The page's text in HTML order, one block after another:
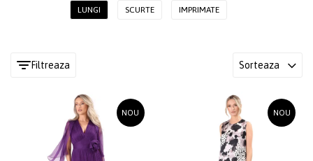
LUNGI SCURTE IMPRIMATE
Filtreaza Sorteaza
NOU NOU